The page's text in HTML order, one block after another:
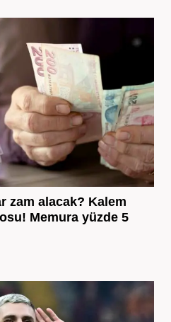
zam alacak? Kalem
Memura yüzde 5